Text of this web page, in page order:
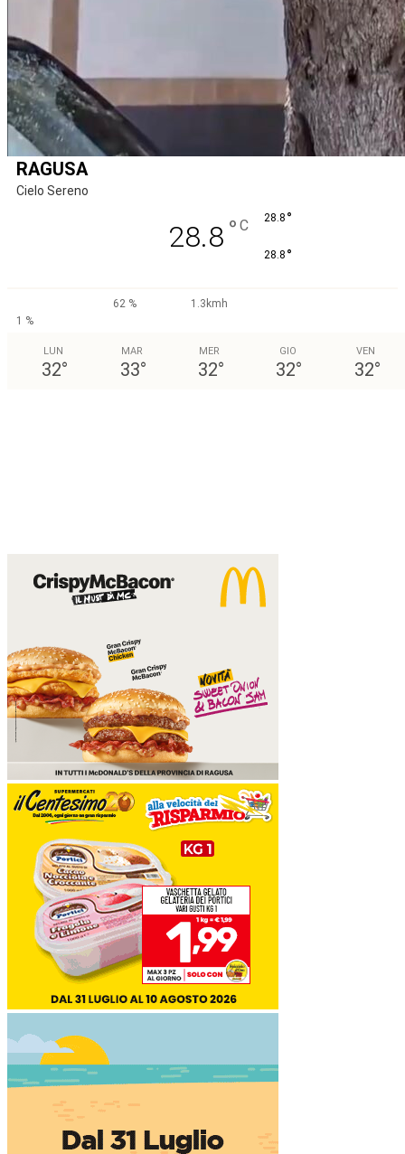
RAGUSA
Cielo Sereno
28.8 ° C 28.8 °
28.8 °
62 %
1.3kmh
1 %
LUN
32°
MAR
33°
MER
32°
GIO
32°
VEN
32°